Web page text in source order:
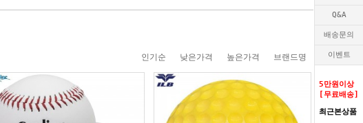
Q&A
배송문의
이벤트
5만원이상
[무료배송]
최근본상품
인기순 낮은가격 높은가격 브랜드명